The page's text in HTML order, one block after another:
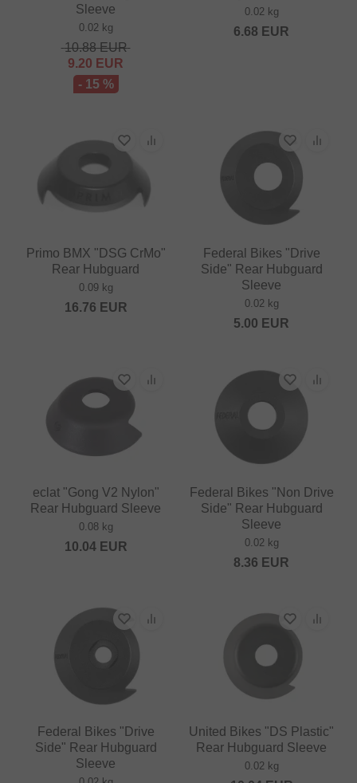
Sleeve
0.02 kg
10.88EUR
9.20 EUR
- 15 %
0.02 kg
6.68 EUR
Primo BMX "DSG CrMo"
Rear Hubguard
0.09 kg
16.76 EUR
Federal Bikes "Drive
Side" Rear Hubguard
Sleeve
0.02 kg
5.00 EUR
eclat "Gong V2 Nylon"
Rear Hubguard Sleeve
0.08 kg
10.04EUR
Federal Bikes "Non Drive
Side" Rear Hubguard
Sleeve
0.02 kg
8.36 EUR
Federal Bikes "Drive
Side" Rear Hubguard
Sleeve
United Bikes "DS Plastic"
Rear Hubguard Sleeve
0.02 kg